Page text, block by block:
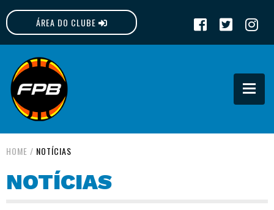
ÁREA DO CLUBE
FPB
HOME / NOTÍCIAS
NOTÍCIAS